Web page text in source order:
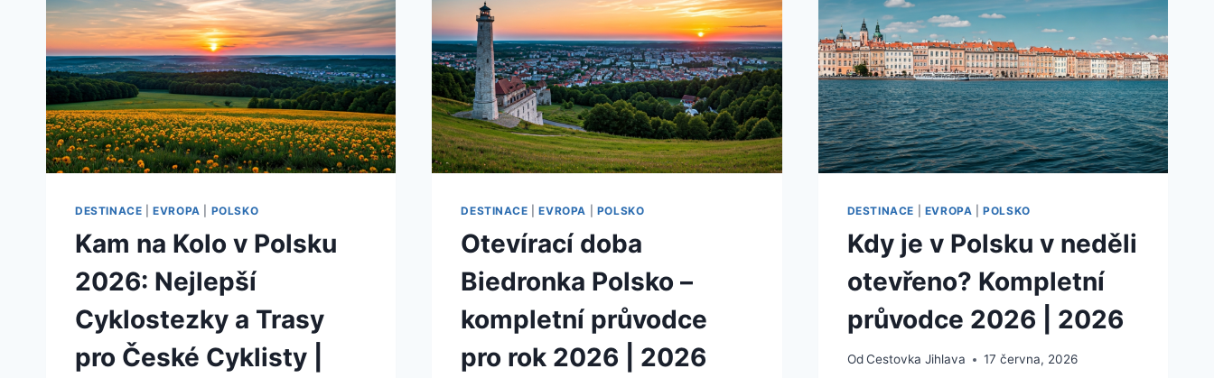
CESTOVATELE
|
2026
CENY
|
2026
PŘEDPISY
A
OMEZENÍ
|
2026
DESTINACE |EVROPA POLSKO
Kam na Kolo v Polsku
2026: Nejlepší
Cyklostezky a Trasy
pro České Cyklisty |
DESTINACE |EVROPA POLSKO
Otevírací doba
Biedronka Polsko –
kompletní průvodce
pro rok 2026 | 2026
DESTINACE EVROPA |POLSKO
Kdy je v Polsku v neděli
otevřeno? Kompletní
průvodce 2026 | 2026
Od Cestovka Jihlava 17 června, 2026